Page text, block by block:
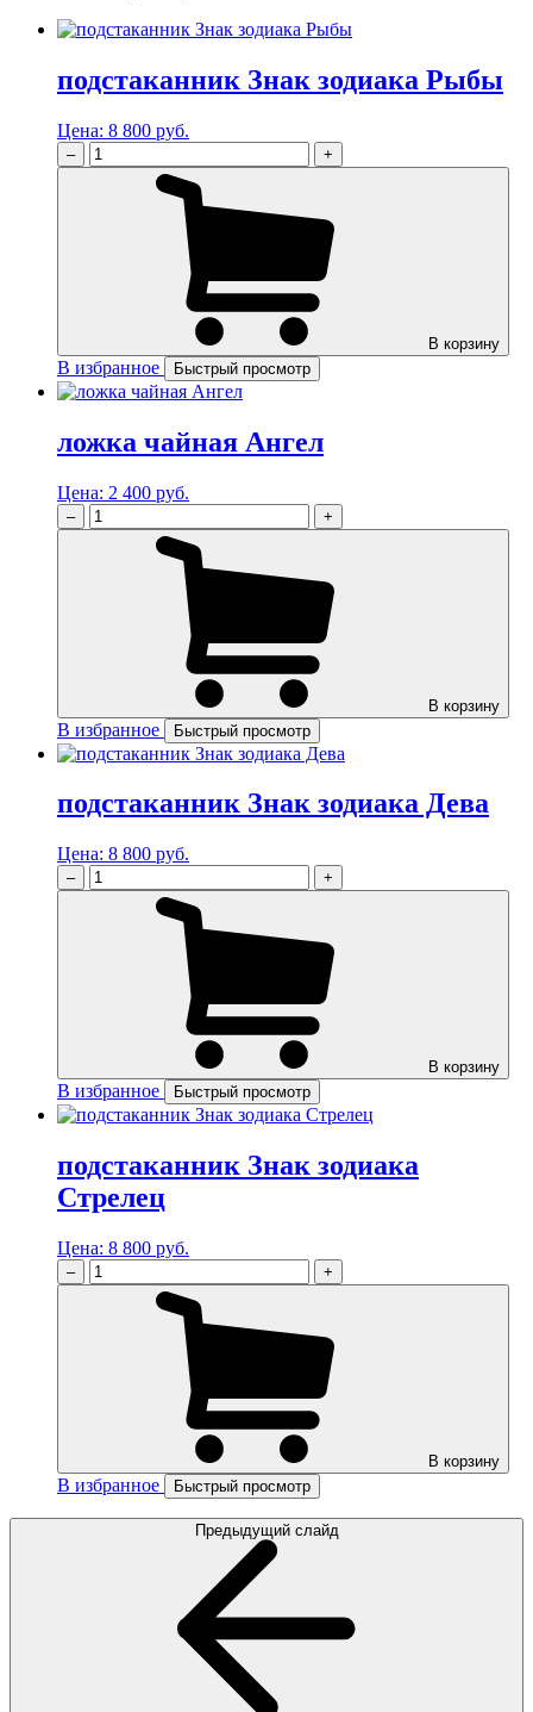
подстаканник Знак зодиака Рыбы
Цена: 8 800 руб.
– +
В корзину
В избранное Быстрый просмотр
ложка чайная Ангел
Цена: 2 400 руб.
– +
В корзину
В избранное Быстрый просмотр
подстаканник Знак зодиака Дева
Цена: 8 800 руб.
– +
В корзину
В избранное Быстрый просмотр
подстаканник Знак зодиака
Стрелец
Цена: 8 800 руб.
– +
В корзину
В избранное Быстрый просмотр
Предыдущий слайд